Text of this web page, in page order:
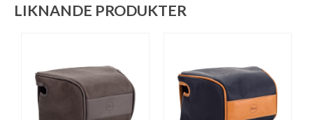
LIKNANDE PRODUKTER